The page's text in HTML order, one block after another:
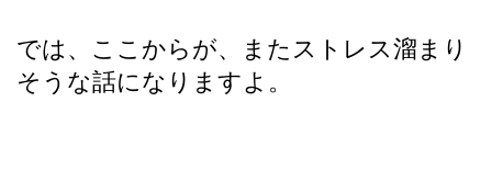
では、ここからが、またストレス溜まり
そうな話になりますよ。